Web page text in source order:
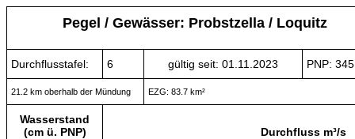
Pegel / Gewässer: Probstzella / Loquitz
Durchflusstafel: 6 gültig seit: 01.11.2023 PNP:
21.2 km oberhalb der Mündung EZG: 83.7 km²
Wasserstand
(cm ü. PNP)
Durchfluss m³/s